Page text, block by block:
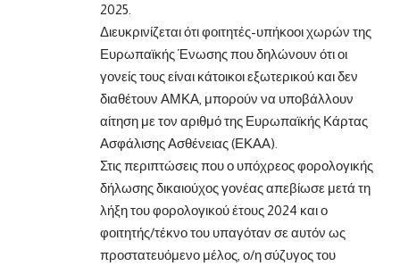
2025.
Διευκρινίζεται ότι φοιτητές-υπήκοοι χωρών της
Ευρωπαϊκής Ένωσης που δηλώνουν ότι οι
γονείς τους είναι κάτοικοι εξωτερικού και δεν
διαθέτουν ΑΜΚΑ, μπορούν να υποβάλλουν
αίτηση με τον αριθμό της Ευρωπαϊκής Κάρτας
Ασφάλισης Ασθένειας (ΕΚΑΑ).
Στις περιπτώσεις που ο υπόχρεος φορολογικής
δήλωσης δικαιούχος γονέας απεβίωσε μετά τη
λήξη του φορολογικού έτους 2024 και ο
φοιτητής/τέκνο του υπαγόταν σε αυτόν ως
προστατευόμενο μέλος, ο/η σύζυγος του